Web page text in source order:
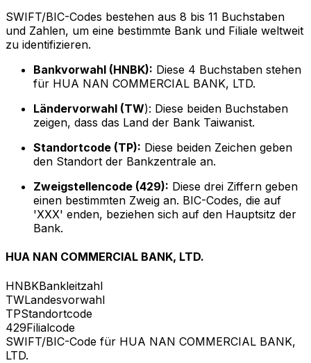
SWIFT/BIC-Codes bestehen aus 8 bis 11 Buchstaben
und Zahlen, um eine bestimmte Bank und Filiale weltweit
zu identifizieren.
Bankvorwahl (HNBK): Diese 4 Buchstaben stehen
für HUA NAN COMMERCIAL BANK, LTD.
Ländervorwahl (TW): Diese beiden Buchstaben
zeigen, dass das Land der Bank Taiwanist.
Standortcode (TP): Diese beiden Zeichen geben
den Standort der Bankzentrale an.
Zweigstellencode (429): Diese drei Ziffern geben
einen bestimmten Zweig an. BIC-Codes, die auf
'XXX' enden, beziehen sich auf den Hauptsitz der
Bank.
HUA NAN COMMERCIAL BANK, LTD.
HNBKBankleitzahl
TWLandesvorwahl
TPStandortcode
429Filialcode
SWIFT/BIC-Code für HUA NAN COMMERCIAL BANK,
LTD.